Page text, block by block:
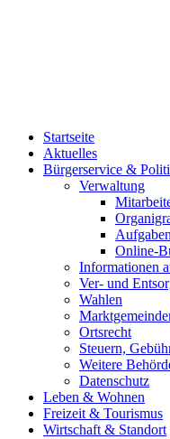
Startseite
Aktuelles
Bürgerservice &
Verwaltung
Aufgaben
Online-
Informationen
Ver- und
Wahlen
Ortsrecht
Steuern,
Weitere
Datenschutz
Leben & Wohnen
Freizeit & Tourismus
Wirtschaft & Standort